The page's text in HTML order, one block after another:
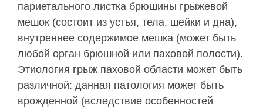
париетального листка брюшины грыжевой
мешок (состоит из устья, тела, шейки и дна),
внутреннее содержимое мешка (может быть
любой орган брюшной или паховой полости).
Этиология грыж паховой области может быть
различной: данная патология может быть
врожденной (вследствие особенностей